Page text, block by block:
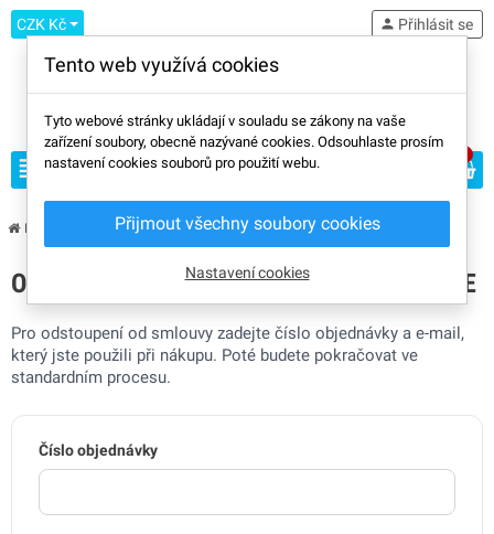
CZK Kč
view_headline
person Přihlásit se
Domů
ODSTOUPENÍ OD SMLOUVY / REKLAMACE
Pro odstoupení od smlouvy zadejte číslo objednávky a e-mail,
který jste použili při nákupu. Poté budete pokračovat ve
standardním procesu.
Číslo objednávky
Tento web využívá cookies
Tyto webové stránky ukládají v souladu se zákony na vaše
zařízení soubory, obecně nazývané cookies. Odsouhlaste prosím
nastavení cookies souborů pro použití webu.
Přijmout všechny soubory cookies
Nastavení cookies